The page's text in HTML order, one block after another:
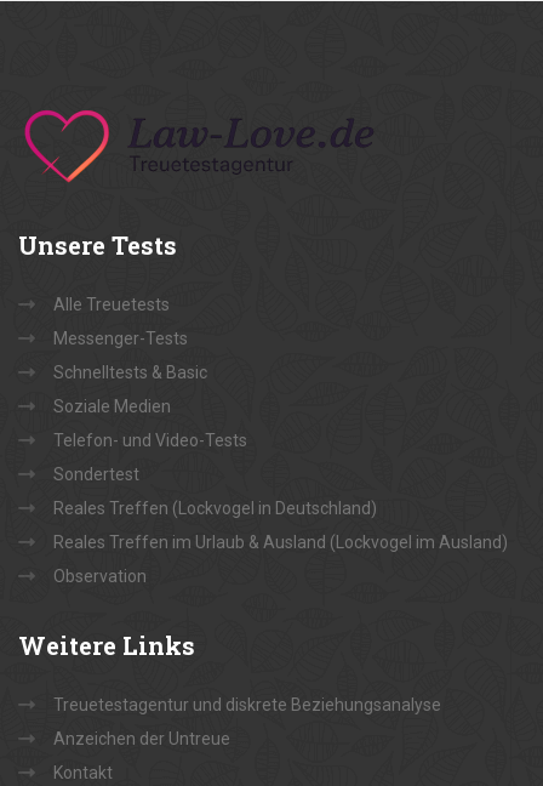
Unsere Tests
Alle Treuetests
Messenger-Tests
Schnelltests & Basic
Soziale Medien
Telefon- und Video-Tests
Sondertest
Reales Treffen (Lockvogel in Deutschland)
Reales Treffen im Urlaub & Ausland (Lockvogel im Ausland)
Observation
Weitere Links
Treuetestagentur und diskrete Beziehungsanalyse
Anzeichen der Untreue
Kontakt